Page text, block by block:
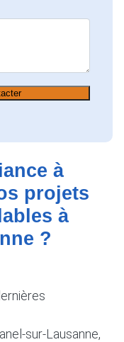
à
projets
à
?
sur-Lausanne,